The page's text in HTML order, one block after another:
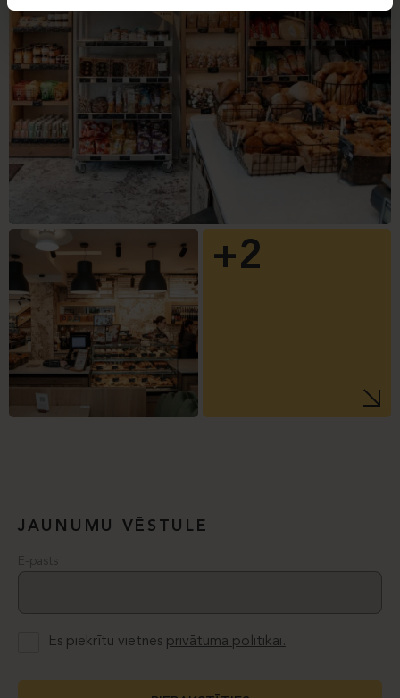
+2
JAUNUMU VĒSTULE
E-pasts
Es piekrītu vietnes privātuma politikai.